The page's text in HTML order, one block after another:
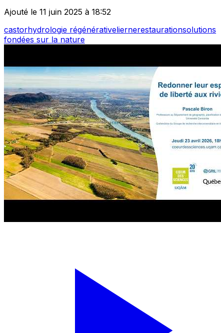
Ajouté le 11 juin 2025 à 18:52
castorhydrologie régénérativeliernerestaurationsolutions
fondées sur la nature